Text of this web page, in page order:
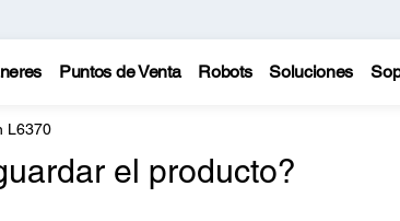
Puntos de Venta Robots Soluciones
L6370
el producto?